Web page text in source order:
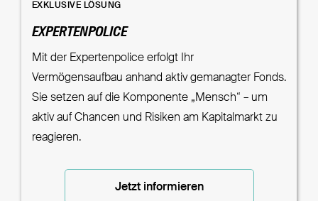
EXKLUSIVE LÖSUNG
EXPERTENPOLICE
Mit der Expertenpolice erfolgt Ihr
Vermögensaufbau anhand aktiv gemanagter Fonds.
Sie setzen auf die Komponente „Mensch“ – um
aktiv auf Chancen und Risiken am Kapitalmarkt zu
reagieren.
Jetzt informieren